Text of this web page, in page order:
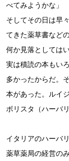
べてみようかな」
そしてその日は早
てきた薬草書など
何か見落としては
実は積読の本もい
多かったからだ。
本があった。ルイ
ボリスタ（ハーバ
イタリアのハーバ
薬草薬局の経営の